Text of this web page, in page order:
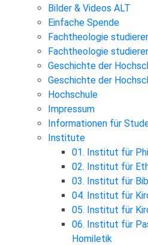
Bilder & Videos ALT
Einfache Spende
Fachtheologie
Fachtheologie
Geschichte der
Geschichte der
Hochschule
Impressum
Informationen für
Institute
01. Institut für
02. Institut für
03. Institut für
04. Institut für
05. Institut für
06. Institut für
Homiletik